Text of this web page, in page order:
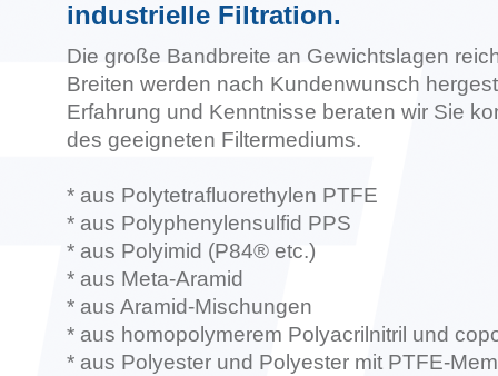
industrielle Filtration.
Die große Bandbreite an Gewichtslagen
Breiten werden nach Kundenwunsch
Erfahrung und Kenntnisse beraten wir Sie
des geeigneten Filtermediums.
* aus Polytetrafluorethylen PTFE
* aus Polyphenylensulfid PPS
* aus Polyimid (P84® etc.)
* aus Meta-Aramid
* aus Aramid-Mischungen
* aus homopolymerem Polyacrilnitril und
* aus Polyester und Polyester mit PTFE-